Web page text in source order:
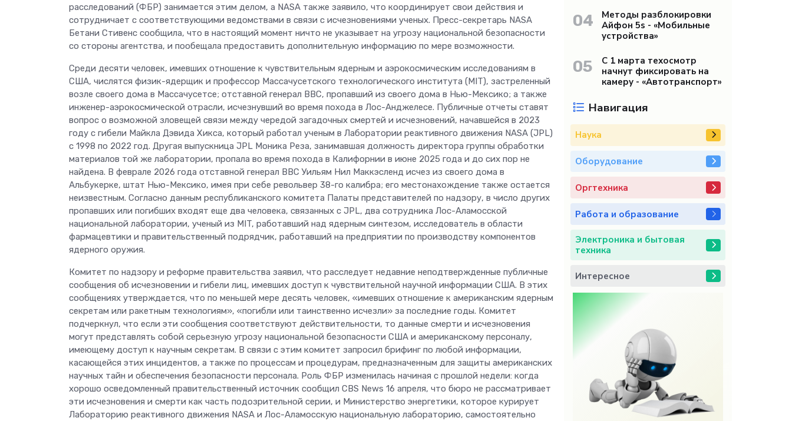
расследований (ФБР) занимается этим делом, а NASA также заявило, что координирует свои действия и
сотрудничает с соответствующими ведомствами в связи с исчезновениями ученых. Пресс-секретарь NASA
Бетани Стивенс сообщила, что в настоящий момент ничто не указывает на угрозу национальной безопасности
со стороны агентства, и пообещала предоставить дополнительную информацию по мере возможности.
Среди десяти человек, имевших отношение к чувствительным ядерным и аэрокосмическим исследованиям в
США, числятся физик-ядерщик и профессор Массачусетского технологического института (MIT), застреленный
возле своего дома в Массачусетсе; отставной генерал ВВС, пропавший из своего дома в Нью-Мексико; а также
инженер-аэрокосмической отрасли, исчезнувший во время похода в Лос-Анджелесе. Публичные отчеты ставят
вопрос о возможной зловещей связи между чередой загадочных смертей и исчезновений, начавшейся в 2023
году с гибели Майкла Дэвида Хикса, который работал ученым в Лаборатории реактивного движения NASA (JPL)
с 1998 по 2022 год. Другая выпускница JPL Моника Реза, занимавшая должность директора группы обработки
материалов той же лаборатории, пропала во время похода в Калифорнии в июне 2025 года и до сих пор не
найдена. В феврале 2026 года отставной генерал ВВС Уильям Нил Маккэсленд исчез из своего дома в
Альбукерке, штат Нью-Мексико, имея при себе револьвер 38-го калибра; его местонахождение также остается
неизвестным. Согласно данным республиканского комитета Палаты представителей по надзору, в число других
пропавших или погибших входят еще два человека, связанных с JPL, два сотрудника Лос-Аламосской
национальной лаборатории, ученый из MIT, работавший над ядерным синтезом, исследователь в области
фармацевтики и правительственный подрядчик, работавший на предприятии по производству компонентов
ядерного оружия.
Комитет по надзору и реформе правительства заявил, что расследует недавние неподтвержденные публичные
сообщения об исчезновении и гибели лиц, имевших доступ к чувствительной научной информации США. В этих
сообщениях утверждается, что по меньшей мере десять человек, «имевших отношение к американским ядерным
секретам или ракетным технологиям», «погибли или таинственно исчезли» за последние годы. Комитет
подчеркнул, что если эти сообщения соответствуют действительности, то данные смерти и исчезновения
могут представлять собой серьезную угрозу национальной безопасности США и американскому персоналу,
имеющему доступ к научным секретам. В связи с этим комитет запросил брифинг по любой информации,
касающейся этих инцидентов, а также по процессам и процедурам, предназначенным для защиты американских
научных тайн и обеспечения безопасности персонала. Роль ФБР изменилась начиная с прошлой недели: когда
хорошо осведомленный правительственный источник сообщил CBS News 16 апреля, что бюро не рассматривает
эти исчезновения и смерти как часть подозрительной серии, и Министерство энергетики, которое курирует
Лабораторию реактивного движения NASA и Лос-Аламосскую национальную лабораторию, самостоятельно
04
Методы разблокировки
Айфон 5s - «Мобильные
устройства»
05
С 1 марта техосмотр
начнут фиксировать на
камеру - «Автотранспорт»
Навигация
Наука
Оборудование
Оргтехника
Работа и образование
Электроника и бытовая
техника
Интересное